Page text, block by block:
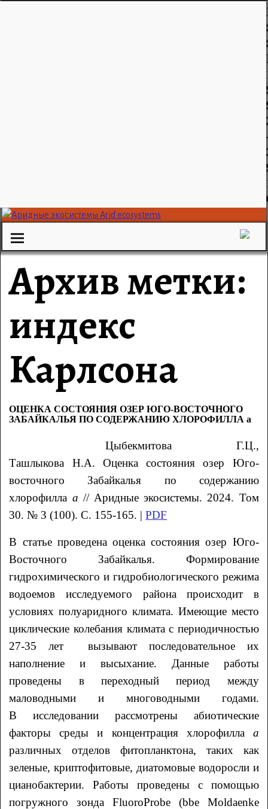
Архив метки:
индекс
Карлсона
ОЦЕНКА СОСТОЯНИЯ ОЗЕР ЮГО-ВОСТОЧНОГО
ЗАБАЙКАЛЬЯ ПО СОДЕРЖАНИЮ ХЛОРОФИЛЛА а
Цыбекмитова Г.Ц.,
Ташлыкова Н.А. Оценка состояния озер Юго-
восточного Забайкалья по содержанию
хлорофилла а // Аридные экосистемы. 2024. Том
30. № 3 (100). С. 155-165. |PDF
В статье проведена оценка состояния озер Юго-
Восточного Забайкалья. Формирование
гидрохимического и гидробиологического режима
водоемов исследуемого района происходит в
условиях полуаридного климата. Имеющие место
циклические колебания климата с периодичностью
27-35 лет вызывают последовательное их
наполнение и высыхание. Данные работы
проведены в переходный период между
маловодными и многоводными годами.
В исследовании рассмотрены абиотические
факторы среды и концентрация хлорофилла а
различных отделов фитопланктона, таких как
зеленые, криптофитовые, диатомовые водоросли и
цианобактерии. Работы проведены с помощью
погружного зонда FluoroProbe (bbe Moldaenke